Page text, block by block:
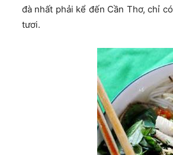
đà nhất phải kể đến Cần Thơ, chỉ
tươi.